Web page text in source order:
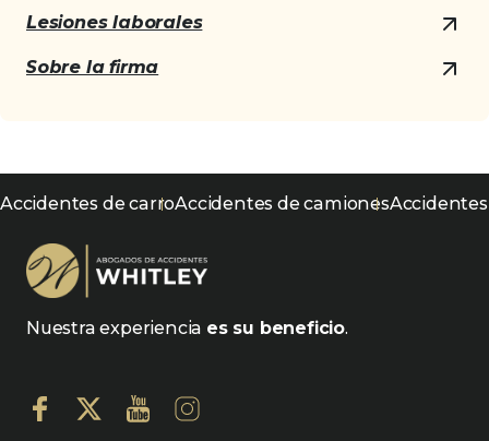
Lesiones laborales
Sobre la firma
Accidentes de carroAccidentes de camiones
Nuestra experiencia es su beneficio.